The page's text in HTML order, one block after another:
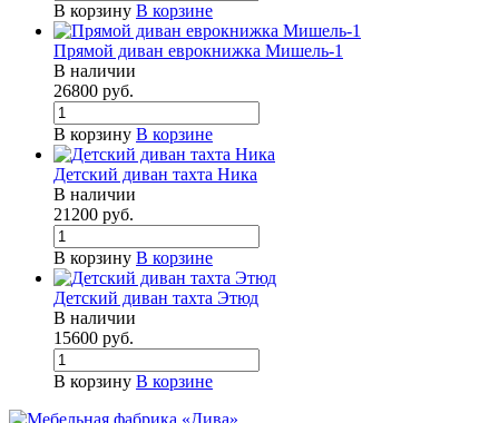
В корзину В корзине
Прямой диван еврокнижка Мишель-1
В наличии
26800 руб.
В корзину В корзине
Детский диван тахта Ника
В наличии
21200 руб.
В корзину В корзине
Детский диван тахта Этюд
В наличии
15600 руб.
В корзину В корзине